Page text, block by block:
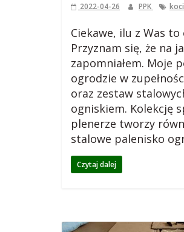
w
e
k
2022-04-26 PPK
Ciekawe, ilu z Was
Przyznam się, że na
zapomniałem. Moje
ogrodzie w
oraz zestaw
ogniskiem. Kolekcję
plenerze tworzy
stalowe palenisko
Czytaj dalej